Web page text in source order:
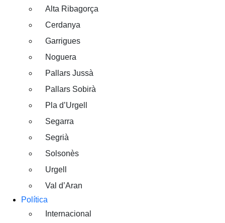
Alta Ribagorça
Cerdanya
Garrigues
Noguera
Pallars Jussà
Pallars Sobirà
Pla d’Urgell
Segarra
Segrià
Solsonès
Urgell
Val d’Aran
Política
Internacional